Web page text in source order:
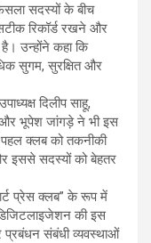
सदस्यों के बीच
रिकॉर्ड रखने और
उन्होंने कहा कि
सुगम, सुरक्षित और
दिलीप साहू,
और भूपेश जांगड़े ने भी इस
पहल क्लब को तकनीकी
इससे सदस्यों को बेहतर
प्रेस क्लब” के रूप में
की इस
संबंधी व्यवस्थाओं